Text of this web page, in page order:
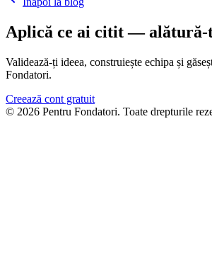
Aplică ce ai citit — alătură-
Validează-ți ideea, construiește echipa și
Fondatori.
Creează cont gratuit
© 2026 Pentru Fondatori. Toate drepturile